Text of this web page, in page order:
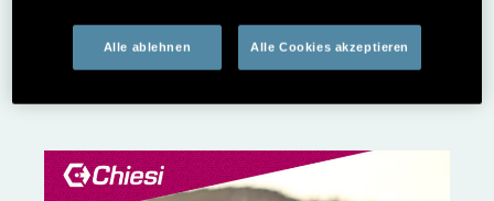
'Wissenswertes rund um Ihre
Nierentransplantation'
Alle ablehnen Alle Cookies akzeptieren